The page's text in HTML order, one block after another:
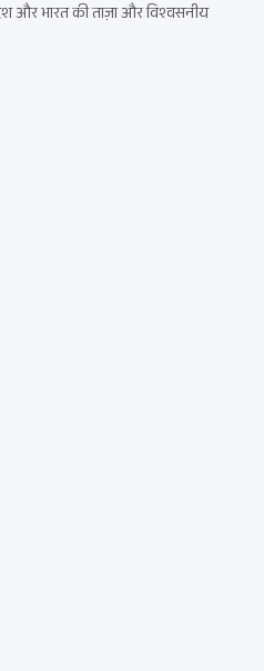
और भारत की ताज़ा और विश्वसनीय